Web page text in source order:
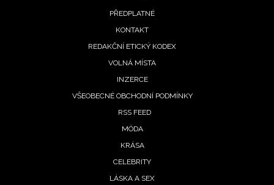
PŘEDPLATNÉ
KONTAKT
REDAKČNÍ ETICKÝ KODEX
VOLNÁ MÍSTA
INZERCE
VŠEOBECNÉ OBCHODNÍ PODMÍNKY
RSS FEED
MÓDA
KRÁSA
CELEBRITY
LÁSKA A SEX